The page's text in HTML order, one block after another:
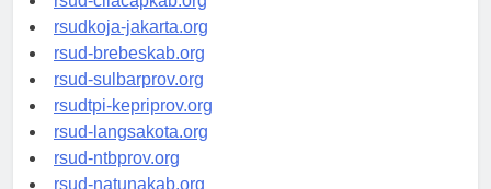
rsud-cilacapkab.org
rsudkoja-jakarta.org
rsud-brebeskab.org
rsud-sulbarprov.org
rsudtpi-kepriprov.org
rsud-langsakota.org
rsud-ntbprov.org